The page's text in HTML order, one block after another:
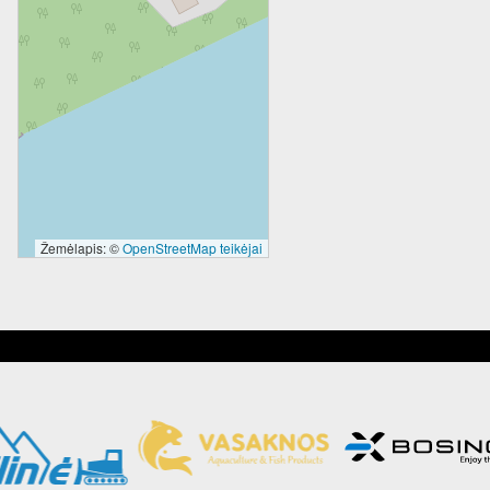
Žemėlapis: ©OpenStreetMap teikėjai